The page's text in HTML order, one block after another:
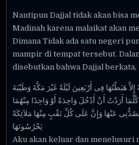
Nantipun Dajjal tidak akan bisa
Madinah karena malaikat akan
Dimana Tidak ada satu negeri
mampir di tempat tersebut.
disebutkan bahwa Dajjal berkata,
هَبَطْتُهَا فِى أَرْبَعِينَ لَيْلَةً غَيْرَ مَكَّةَ وَطَيْبَةَ
أَرَدْتُ أَنْ أَدْخُلَ وَاحِدَةً أَوْ وَاحِدًا مِنْهُمَا
عَنْهَا وَإِنَّ عَلَى كُلِّ نَقْبٍ مِنْهَا مَلاَئِكَةً
يَحْرُسُونَهَا
“Aku akan keluar dan menelusuri